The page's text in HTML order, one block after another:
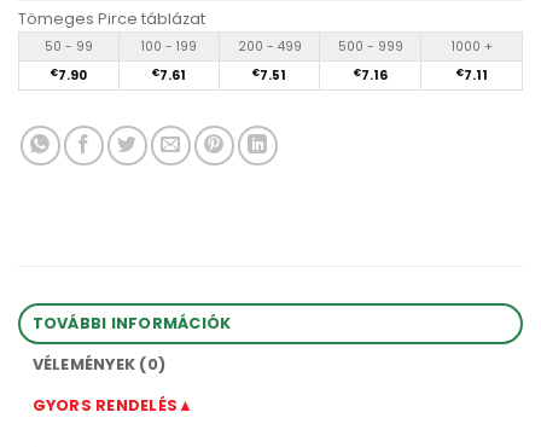
Tömeges Pirce táblázat
50 - 99 100 - 199 200 - 499 500 - 999 1000 +
€7.90 €7.61 €7.51 €7.16 €7.11
TOVÁBBI INFORMÁCIÓK
VÉLEMÉNYEK (0)
GYORS RENDELÉS▲